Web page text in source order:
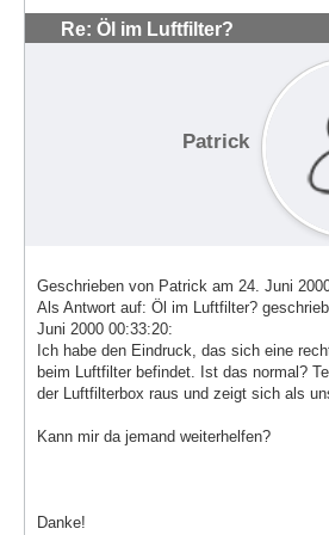
Re: Öl im Luftfilter?
Patrick
Geschrieben von Patrick am 24. Juni
Als Antwort auf: Öl im Luftfilter?
Juni 2000 00:33:20:
Ich habe den Eindruck, das sich eine
beim Luftfilter befindet. Ist das normal?
der Luftfilterbox raus und zeigt sich als
Kann mir da jemand weiterhelfen?
Danke!